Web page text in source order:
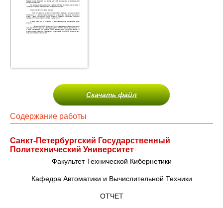
Скачать файл
Содержание работы
Санкт-Петербургский Государственный
Политехнический Университет
Факультет Технической Кибернетики
Кафедра Автоматики и Вычислительной Техники
ОТЧЕТ